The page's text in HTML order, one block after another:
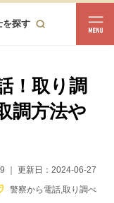
を探す
野
！取り調
調方法や
更新日：2024-06-27
警察から電話,取り調べ